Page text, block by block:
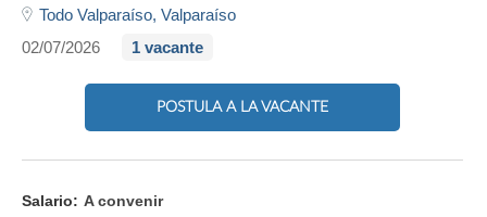
Todo Valparaíso, Valparaíso
02/07/2026
1 vacante
POSTULA A LA VACANTE
Salario: A convenir